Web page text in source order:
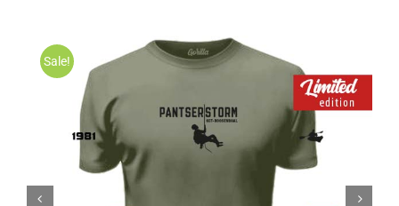
Sale!
 